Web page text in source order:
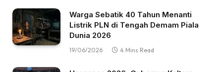
Warga Sebatik 40 Tahun Menanti
Listrik PLN di Tengah Demam Piala
Dunia 2026
19/06/2026 4 Mins Read